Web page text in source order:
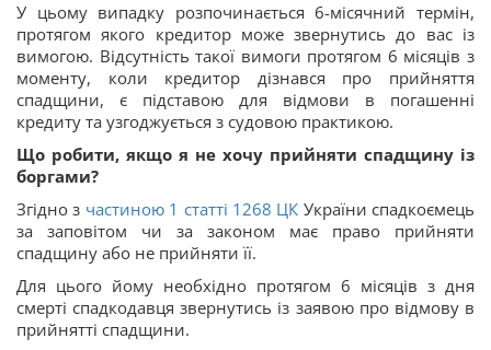
У цьому випадку розпочинається 6-місячний термін,
протягом якого кредитор може звернутись до вас із
вимогою. Відсутність такої вимоги протягом 6 місяців з
моменту, коли кредитор дізнався про прийняття
спадщини, є підставою для відмови в погашенні
кредиту та узгоджується з судовою практикою.
Що робити, якщо я не хочу прийняти спадщину із
боргами?
Згідно з частиною 1 статті 1268 ЦК України спадкоємець
за заповітом чи за законом має право прийняти
спадщину або не прийняти її.
Для цього йому необхідно протягом 6 місяців з дня
смерті спадкодавця звернутись із заявою про відмову в
прийнятті спадщини.